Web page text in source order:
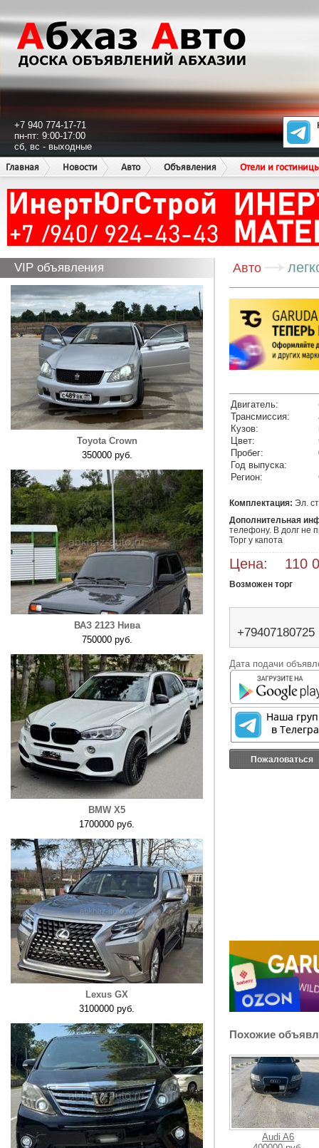
+7 940 774-17-71
пн-пт: 9:00-17:00
сб, вс - выходные
Главная
Новости Авто Объявления Отели и
VIP объявления
Toyota Crown
350000 руб.
ВАЗ 2123 Нива
750000 руб.
BMW X5
1700000 руб.
Lexus GX
3100000 руб.
Авто
Двигатель:
Трансмиссия:
Кузов:
Цвет:
Пробег:
Год выпуска:
Регион:
Комплектация: Эл.
Дополнительная
телефону. В долг не
Торг у капота
Цена: 110
Возможен торг
+79407180725
Дата подачи
Пожаловаться
Похожие
Audi A6